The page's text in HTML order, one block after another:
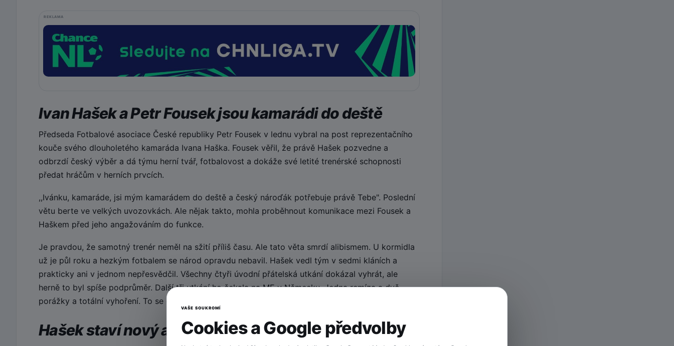
REKLAMA
Ivan Hašek a Petr Fousek jsou kamarádi do deště
Předseda Fotbalové asociace České republiky Petr Fousek v lednu vybral na post reprezentačního
kouče svého dlouholetého kamaráda Ivana Haška. Fousek věřil, že právě Hašek pozvedne a
odbrzdí český výběr a dá týmu herní tvář, fotbalovost a dokáže své letité trenérské schopnosti
předat hráčům v herních prvcích.
,,Ivánku, kamaráde, jsi mým kamarádem do deště a český nároďák potřebuje právě Tebe". Poslední
větu berte ve velkých uvozovkách. Ale nějak takto, mohla proběhnout komunikace mezi Fousek a
Haškem před jeho angažováním do funkce.
Je pravdou, že samotný trenér neměl na sžití příliš času. Ale tato věta smrdí alibismem. U kormidla
už je půl roku a hezkým fotbalem se národ opravdu nebavil. Hašek vedl tým v sedmi kláních a
prakticky ani v jednom nepřesvědčil. Všechny čtyři úvodní přátelská utkání dokázal vyhrát, ale
herně to byl spíše podprůměr. Další tři utkání ho čekala na ME v Německu. Jedna remíza a dvě
porážky a totální vyhoření. To se opravdu nepovedlo, trenére!
Hašek staví nový a mladý tým
VAŠE SOUKROMÍ
Cookies a Google předvolby